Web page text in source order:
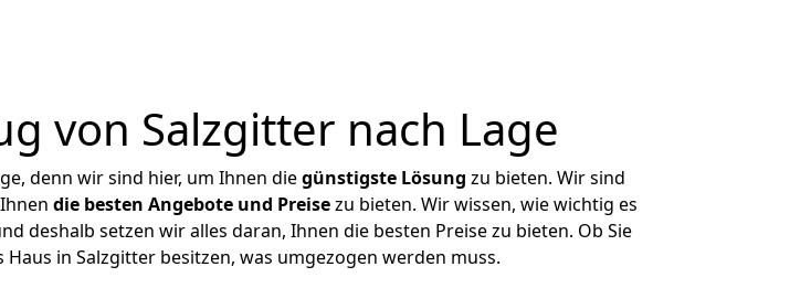
von Salzgitter nach Lage
denn wir sind hier, um Ihnen diegünstigste Lösung zu bieten. Wir sind
die besten Angebote und Preisezu bieten. Wir wissen, wie wichtig es
deshalb setzen wir alles daran, Ihnen die besten Preise zu bieten. Ob Sie
in Salzgitter besitzen, was umgezogen werden muss.